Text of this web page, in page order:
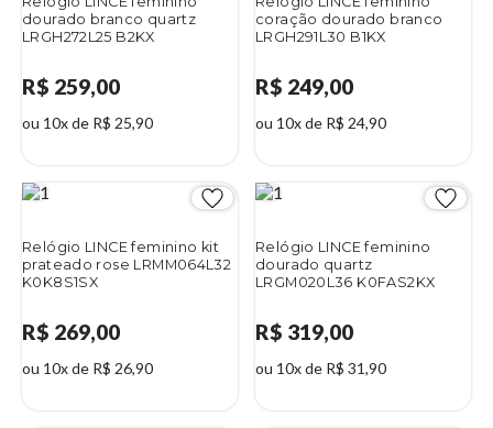
dourado branco quartz
LRGH272L25 B2KX
R$ 259,00
ou 10x de R$ 25,90
coração dourado branco
LRGH291L30 B1KX
R$ 249,00
ou 10x de R$ 24,90
Relógio LINCE feminino kit
prateado rose LRMM064L32
K0K8S1SX
R$ 269,00
ou 10x de R$ 26,90
Relógio LINCE feminino
dourado quartz
LRGM020L36 K0FAS2KX
R$ 319,00
ou 10x de R$ 31,90